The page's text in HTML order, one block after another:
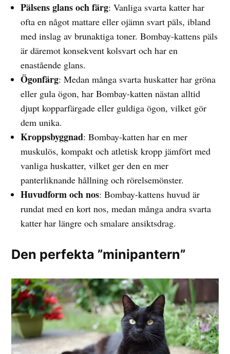
Pälsens glans och färg: Vanliga svarta katter har
ofta en något mattare eller ojämn svart päls, ibland
med inslag av brunaktiga toner. Bombay-kattens päls
är däremot konsekvent kolsvart och har en
enastående glans.
Ögonfärg: Medan många svarta huskatter har gröna
eller gula ögon, har Bombay-katten nästan alltid
djupt kopparfärgade eller guldiga ögon, vilket gör
dem unika.
Kroppsbyggnad: Bombay-katten har en mer
muskulös, kompakt och atletisk kropp jämfört med
vanliga huskatter, vilket ger den en mer
panterliknande hållning och rörelsemönster.
Huvudform och nos: Bombay-kattens huvud är
rundat med en kort nos, medan många andra svarta
katter har längre och smalare ansiktsdrag.
Den perfekta ”minipantern”